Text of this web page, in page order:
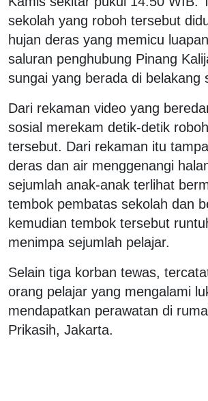
sekolah yang roboh tersebut
hujan deras yang memicu
saluran penghubung Pinang
sungai yang berada di belakang
Dari rekaman video yang
sosial merekam detik-detik
tersebut. Dari rekaman itu
deras dan air menggenangi
sejumlah anak-anak terlihat
tembok pembatas sekolah dan
kemudian tembok tersebut
menimpa sejumlah pelajar.
Selain tiga korban tewas,
orang pelajar yang mengalami
mendapatkan perawatan di
Prikasih, Jakarta.